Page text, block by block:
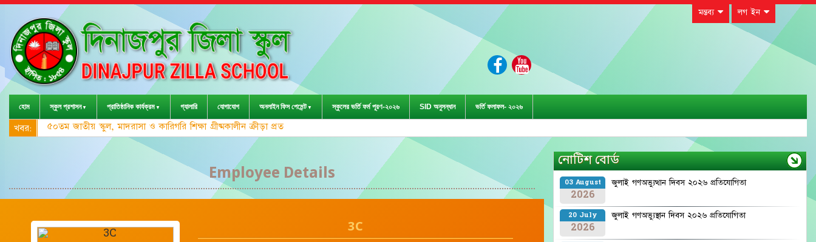
মন্তব্য লগ ইন
হোম স্কুল প্রশাসন প্রাতিষ্ঠানিক কার্যক্রম গ্যালারি যোগাযোগ অনলাইন ফিস পেমেন্ট স্কুলের ভর্তি ফর্ম পূরণ-২০২৬ SID অনুসন্ধান ভর্তি ফলাফল- ২০২৬
খবর: ৫০তম জাতীয় স্কুল, মাদরাসা ও কারিগরি শিক্ষা গ্রীষ্মকালীন ক্রীড়া প্রতিযোগিতা-২০২৩ এ জেলা পর্যায়ে দা
Employee Details
3C
নোটিশ বোর্ড
03 August
2026
জুলাই গণঅভ্যুত্থান দিবস ২০২৬ প্রতিযোগিতা
20 July
2026
জুলাই গণঅভ্যুস্থান দিবস ২০২৬ প্রতিযোগিতা